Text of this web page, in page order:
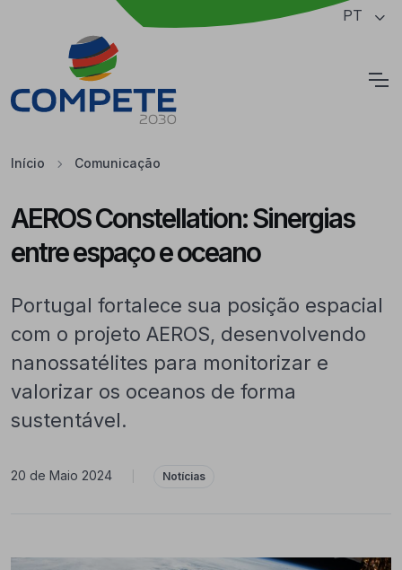
Saltar para o conteúdo principal da página PT
Início Comunicação
AEROS Constellation: Sinergias
entre espaço e oceano
Portugal fortalece sua posição espacial
com o projeto AEROS, desenvolvendo
nanossatélites para monitorizar e
valorizar os oceanos de forma
sustentável.
20 de Maio 2024 Notícias